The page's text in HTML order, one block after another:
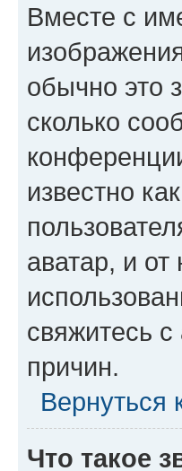
Вместе с
обычно это
сколько
известно
аватар, и от
свяжитесь
причин.
Вернуться
Что такое